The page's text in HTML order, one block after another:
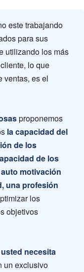
este trabajando
para sus
utilizando los más
lo que
ventas, es el
proponemos
la capacidad del
de los
de los
motivación
una profesión
los
objetivos
necesita
un exclusivo